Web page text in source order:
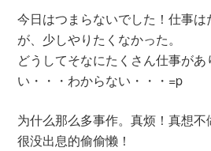
今日はつまらないでした！仕事
が、少しやりたくなかった。
どうしてそなにたくさん仕事が
い・・・わからない・・・=p
为什么那么多事作。真烦！真想
很没出息的偷偷懒！